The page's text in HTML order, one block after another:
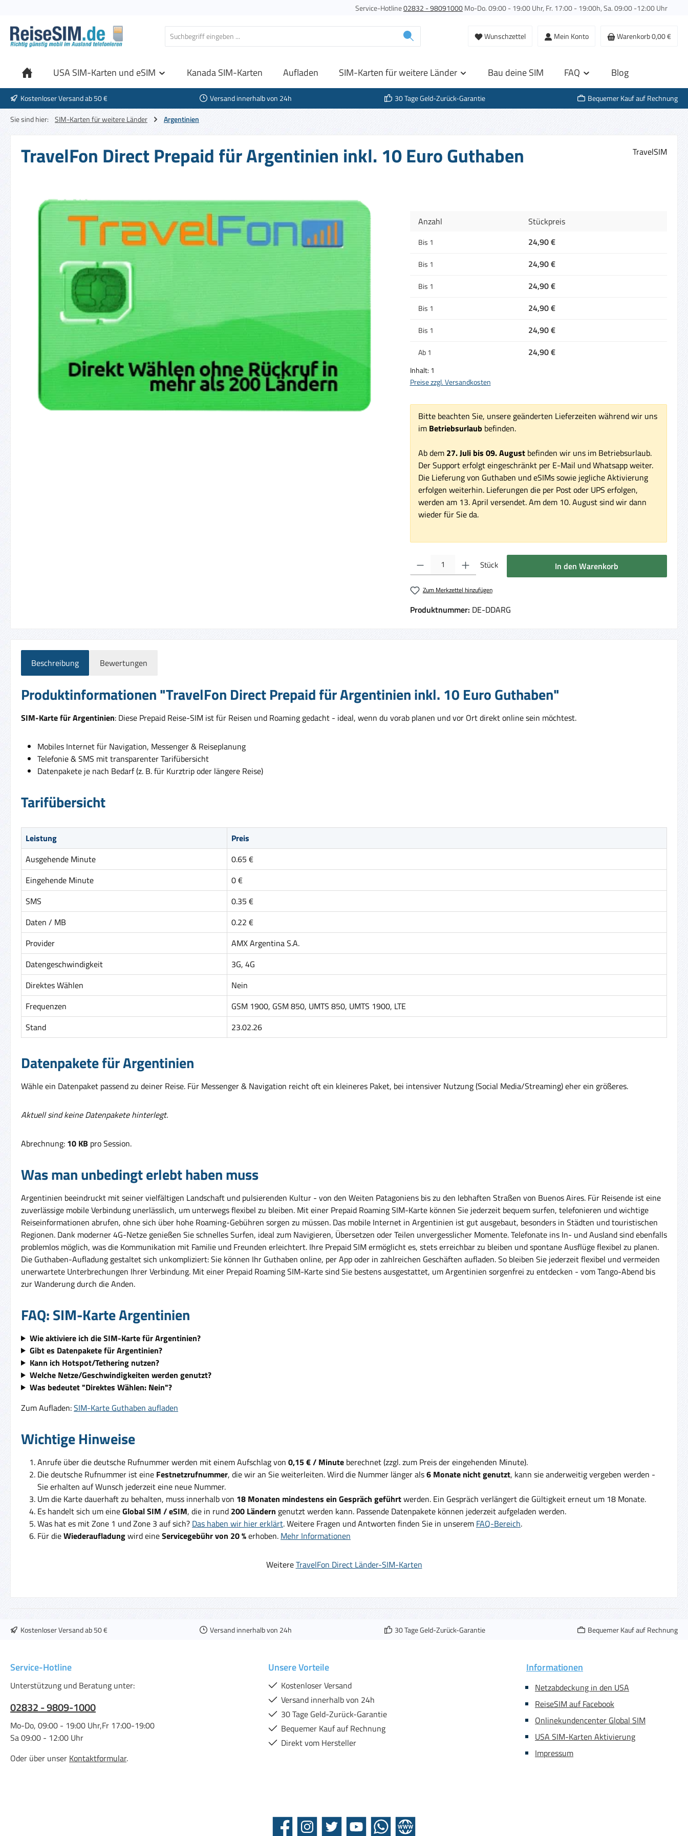
Service-Hotline02832 - 98091000Mo-Do. 09:00 - 19:00 Uhr, Fr. 17:00 - 19:00h, Sa. 09:00 -12:00 Uhr
Wunschzettel Mein Konto Warenkorb0,00 €
USA SIM-Karten und eSIM Kanada SIM-Karten Aufladen SIM-Karten für weitere Länder Bau deine SIM FAQ Blog
Kostenloser Versand ab 50 € Versand innerhalb von 24h 30 Tage Geld-Zurück-Garantie
Bequemer Kauf auf Rechnung
Sie sind hier:
SIM-Karten für weitere Länder Argentinien
TravelFon Direct Prepaid für Argentinien inkl. 10 Euro Guthaben TravelSIM
Bildergalerie überspringen
Anzahl
Stückpreis
Bis 1 24,90 €
Bis 1 24,90 €
Bis 1 24,90 €
Bis 1 24,90 €
Bis 1 24,90 €
Ab1 24,90 €
Inhalt: 1
Preise zzgl. Versandkosten
Bitte beachten Sie, unsere geänderten Lieferzeiten während wir uns
im Betriebsurlaub befinden.
Ab dem 27. Juli bis 09. Augustbefinden wir uns im Betriebsurlaub.
Der Support erfolgt eingeschränkt per E-Mail und Whatsapp weiter.
Die Lieferung von Guthaben und eSIMs sowie jegliche Aktivierung
erfolgen weiterhin. Lieferungen die per Post oder UPS erfolgen,
werden am 13. April versendet. Am dem 10. August sind wir dann
wieder für Sie da.
Produkt Anzahl: Gib den gewünschten Wert ein oder benutze die Schaltflächen um die
Stück In den Warenkorb
Zum Merkzettel hinzufügen
Produktnummer: DE-DDARG
Beschreibung Bewertungen
Produktinformationen "TravelFon Direct Prepaid für Argentinien inkl. 10 Euro Guthaben"
SIM-Karte für Argentinien: Diese Prepaid Reise-SIM ist für Reisen und Roaming gedacht - ideal, wenn du vorab planen und vor Ort direkt online sein möchtest.
Mobiles Internet für Navigation, Messenger & Reiseplanung
Telefonie & SMS mit transparenter Tarifübersicht
Datenpakete je nach Bedarf (z. B. für Kurztrip oder längere Reise)
Tarifübersicht
Leistung
Preis
Ausgehende Minute
0.65 €
Eingehende Minute
0 €
SMS
0.35 €
Daten / MB
0.22 €
Provider
AMX Argentina S.A.
Datengeschwindigkeit
3G, 4G
Direktes Wählen
Nein
Frequenzen
GSM 1900, GSM 850, UMTS 850, UMTS 1900, LTE
Stand
23.02.26
Datenpakete für Argentinien
Wähle ein Datenpaket passend zu deiner Reise. Für Messenger & Navigation reicht oft ein kleineres Paket, bei intensiver Nutzung (Social Media/Streaming) eher ein größeres.
Aktuell sind keine Datenpakete hinterlegt.
Abrechnung: 10 KB pro Session.
Was man unbedingt erlebt haben muss
Argentinien beeindruckt mit seiner vielfältigen Landschaft und pulsierenden Kultur - von den Weiten Patagoniens bis zu den lebhaften Straßen von Buenos Aires. Für Reisende ist eine
zuverlässige mobile Verbindung unerlässlich, um unterwegs flexibel zu bleiben. Mit einer Prepaid Roaming SIM-Karte können Sie jederzeit bequem surfen, telefonieren und wichtige
Reiseinformationen abrufen, ohne sich über hohe Roaming-Gebühren sorgen zu müssen. Das mobile Internet in Argentinien ist gut ausgebaut, besonders in Städten und touristischen
Regionen. Dank moderner 4G-Netze genießen Sie schnelles Surfen, ideal zum Navigieren, Übersetzen oder Teilen unvergesslicher Momente. Telefonate ins In- und Ausland sind ebenfalls
problemlos möglich, was die Kommunikation mit Familie und Freunden erleichtert. Ihre Prepaid SIM ermöglicht es, stets erreichbar zu bleiben und spontane Ausflüge flexibel zu planen.
Die Guthaben-Aufladung gestaltet sich unkompliziert: Sie können Ihr Guthaben online, per App oder in zahlreichen Geschäften aufladen. So bleiben Sie jederzeit flexibel und vermeiden
unerwartete Unterbrechungen Ihrer Verbindung. Mit einer Prepaid Roaming SIM-Karte sind Sie bestens ausgestattet, um Argentinien sorgenfrei zu entdecken - vom Tango-Abend bis
zur Wanderung durch die Anden.
FAQ: SIM-Karte Argentinien
Wie aktiviere ich die SIM-Karte für Argentinien?
Gibt es Datenpakete für Argentinien?
Kann ich Hotspot/Tethering nutzen?
Welche Netze/Geschwindigkeiten werden genutzt?
Was bedeutet "Direktes Wählen: Nein"?
Zum Aufladen:SIM-Karte Guthaben aufladen
Wichtige Hinweise
Anrufe über die deutsche Rufnummer werden mit einem Aufschlag von 0,15 € / Minute berechnet (zzgl. zum Preis der eingehenden Minute).
Die deutsche Rufnummer ist eine Festnetzrufnummer, die wir an Sie weiterleiten. Wird die Nummer länger als6 Monate nicht genutzt, kann sie anderweitig vergeben werden -
Sie erhalten auf Wunsch jederzeit eine neue Nummer.
Um die Karte dauerhaft zu behalten, muss innerhalb von 18 Monaten mindestens ein Gespräch geführtwerden. Ein Gespräch verlängert die Gültigkeit erneut um 18 Monate.
Es handelt sich um eineGlobal SIM / eSIM, die in rund 200 Ländern genutzt werden kann. Passende Datenpakete können jederzeit aufgeladen werden.
Was hat es mit Zone 1 und Zone 3 auf sich? Das haben wir hier erklärt. Weitere Fragen und Antworten finden Sie in unserem FAQ-Bereich.
Für dieWiederaufladungwird eineServicegebühr von 20 %erhoben. Mehr Informationen
WeitereTravelFon Direct Länder-SIM-Karten
Kostenloser Versand ab 50 € Versand innerhalb von 24h 30 Tage Geld-Zurück-Garantie Bequemer Kauf auf Rechnung
Service-Hotline
Unterstützung und Beratung unter:
02832 - 9809-1000
Mo-Do, 09:00 - 19:00 Uhr,Fr 17:00-19:00
Sa 09:00 - 12:00 Uhr
Oder über unser Kontaktformular.
Unsere Vorteile
Kostenloser Versand
Versand innerhalb von 24h
30 Tage Geld-Zurück-Garantie
Bequemer Kauf auf Rechnung
Direkt vom Hersteller
Informationen
Netzabdeckung in den USA
ReiseSIM auf Facebook
Onlinekundencenter Global SIM
USA SIM-Karten Aktivierung
Impressum
Facebook Instagram Twitter YouTube WhatsAppWebsite